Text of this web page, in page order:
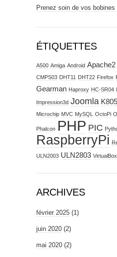
Prenez soin de vos bobines
ÉTIQUETTES
A500 Amiga Android Apache2
CMPS03 DHT11 DHT22 Firefox
Gearman Haproxy HC-SR04
Impression3d Joomla
Microchip MVC MySQL OctoPi
Phalcon PHP PIC
RaspberryPi
ULN2003 ULN2803 VirtualBox
ARCHIVES
février 2025 (1)
juin 2020 (2)
mai 2020 (2)